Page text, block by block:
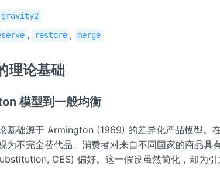
, restore , merge
理论基础
模型到一般均衡
基础源于 Armington (1969) 的差异化产品模型。
为不完全替代品。消费者对来自不同国家的商品具
CES) 偏好。这一假设虽然简化，却为引